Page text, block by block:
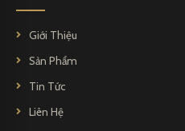
Giới Thiệu
Sản Phẩm
Tin Tức
Liên Hệ